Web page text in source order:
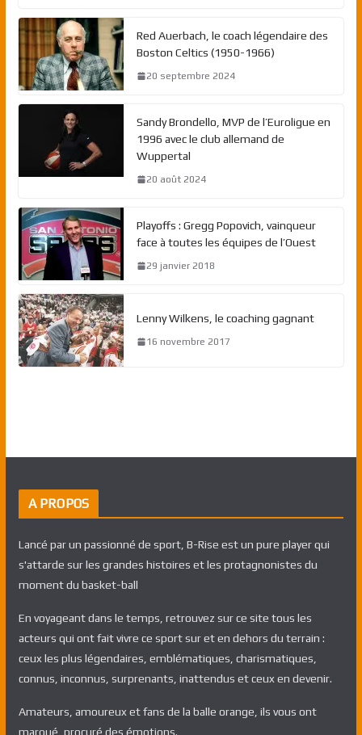
Red Auerbach, le coach légendaire des
Boston Celtics (1950-1966)
20 septembre 2024
Sandy Brondello, MVP de l’Euroligue en
1996 avec le club allemand de
Wuppertal
20 août 2024
Playoffs : Gregg Popovich, vainqueur
face à toutes les équipes de l’Ouest
29 janvier 2018
Lenny Wilkens, le coaching gagnant
16 novembre 2017
A PROPOS
Lancé par un passionné de sport, B-Rise est un pure player qui
s'attarde sur les grandes histoires et les protagnonistes du
moment du basket-ball
En voyageant dans le temps, retrouvez sur ce site tous les
acteurs qui ont fait vivre ce sport sur et en dehors du terrain :
ceux les plus légendaires, emblématiques, charismatiques,
connus, inconnus, surprenants, inattendus et ceux en devenir.
Amateurs, amoureux et fans de la balle orange, ils vous ont
marqué, procuré des émotions.